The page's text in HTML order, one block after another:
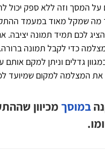
על המסך וזה ללא ספק יכול
מה שמקל מאוד במעמד
לכם תמיד תמונה
כדי לקבל תמונה ברורה.
גדלים וניתן למקם
את המצלמה למקום שמיועד
במוסך מכיוון